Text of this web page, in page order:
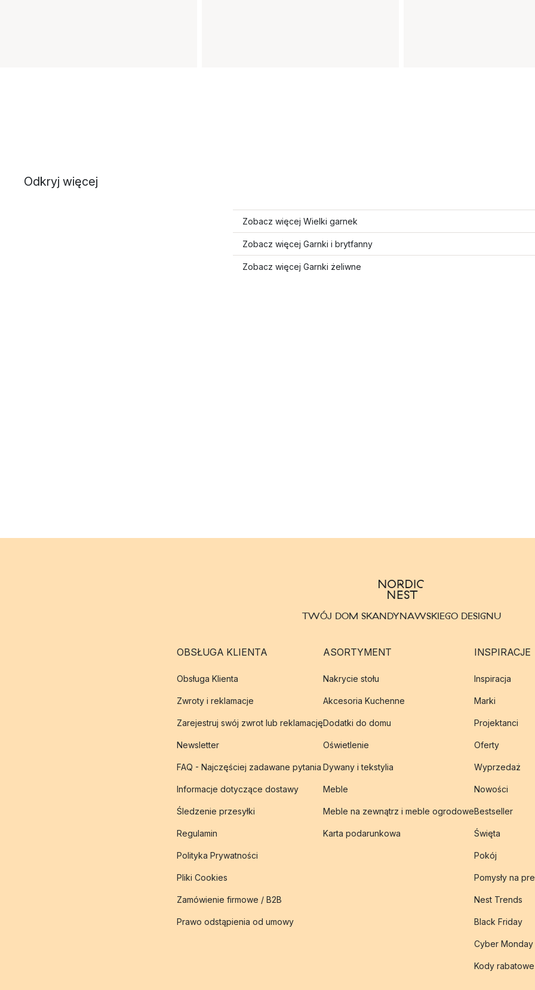
Odkryj więcej
Zobacz więcej Wielki garnek
Zobacz więcej Garnki i brytfanny
Zobacz więcej Garnki żeliwne
TWÓJ DOM SKANDYNAWSKIEGO DESIGNU
OBSŁUGA KLIENTA
Obsługa Klienta
Zwroty i reklamacje
Zarejestruj swój zwrot lub reklamację
Newsletter
FAQ - Najczęściej zadawane pytania
Informacje dotyczące dostawy
Śledzenie przesyłki
Regulamin
Polityka Prywatności
Pliki Cookies
Zamówienie firmowe / B2B
Prawo odstąpienia od umowy
ASORTYMENT
Nakrycie stołu
Akcesoria Kuchenne
Dodatki do domu
Oświetlenie
Dywany i tekstylia
Meble
Meble na zewnątrz i meble ogrodowe
Karta podarunkowa
INSPIRACJE
Inspiracja
Marki
Projektanci
Oferty
Wyprzedaż
Nowości
Bestseller
Święta
Pokój
Pomysły na
Nest Trends
Black Friday
Cyber Monday
Kody rabatowe